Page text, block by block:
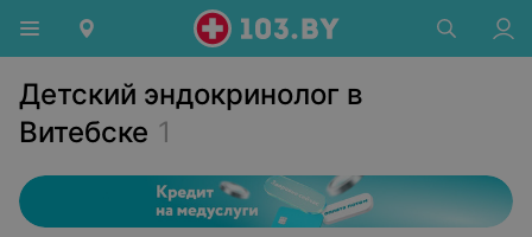
Детский эндокринолог в
Витебске 1